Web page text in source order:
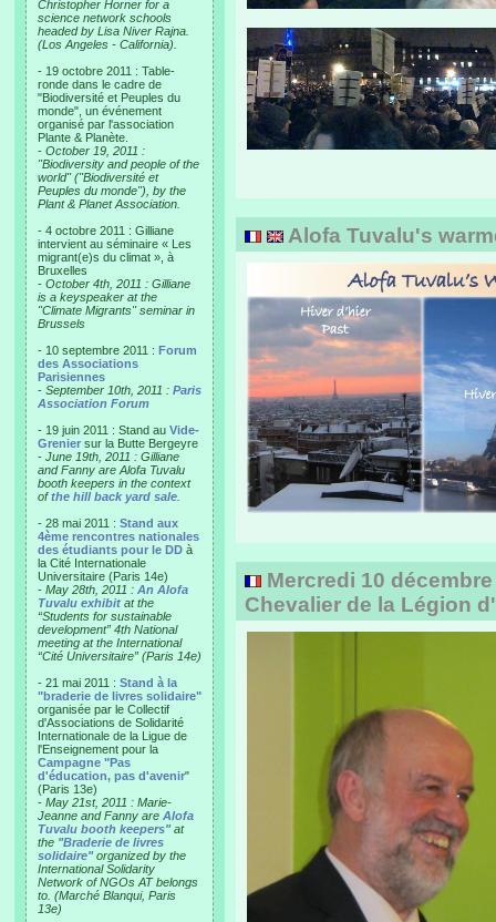
Christopher Horner for a
science network schools
headed by Lisa Niver Rajna.
(Los Angeles - California).
- 19 octobre 2011 : Table-
ronde dans le cadre de
"Biodiversité et Peuples du
monde", un événement
organisé par l'association
Plante & Planète.
- October 19, 2011 :
"Biodiversity and people of the
world" ("Biodiversité et
Peuples du monde"), by the
Plant & Planet Association.
- 4 octobre 2011 : Gilliane
intervient au séminaire « Les
migrant(e)s du climat », à
Bruxelles
- October 4th, 2011 : Gilliane
is a keyspeaker at the
"Climate Migrants" seminar in
Brussels
- 10 septembre 2011 : Forum
des Associations
Parisiennes
- September 10th, 2011 : Paris
Association Forum
- 19 juin 2011 : Stand au Vide-
Grenier sur la Butte Bergeyre
- June 19th, 2011 : Gilliane
and Fanny are Alofa Tuvalu
booth keepers in the context
ofthe hill back yard sale
- 28 mai 2011 : Stand aux
4ème rencontres nationales
des étudiants pour le DD à
la Cité Internationale
Universitaire (Paris 14e)
- May 28th, 2011 : An Alofa
Tuvalu exhibit at the
“Students for sustainable
development” 4th National
meeting at the International
“Cité Universitaire” (Paris 14e)
- 21 mai 2011 : Stand à la
"braderie de livres solidaire"
organisée par le Collectif
d'Associations de Solidarité
Internationale de la Ligue de
l'Enseignement pour la
Campagne "Pas
d'éducation, pas d'avenir"
(Paris 13e)
- May 21st, 2011 : Marie-
Jeanne and Fanny are Alofa
Tuvalu booth keepers"at
the "Braderie de livres
solidaire"organized by the
International Solidarity
Network of NGOs AT belongs
to. (Marché Blanqui, Paris
13e)
Alofa Tuvalu's
Mercredi 10
Chevalier de la Légion